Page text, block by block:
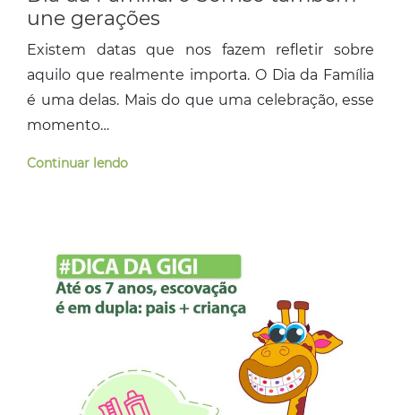
une gerações
Existem datas que nos fazem refletir sobre
aquilo que realmente importa. O Dia da Família
é uma delas. Mais do que uma celebração, esse
momento…
Continuar lendo